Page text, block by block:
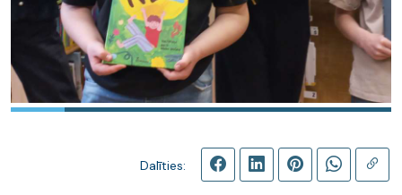
Dalīties: